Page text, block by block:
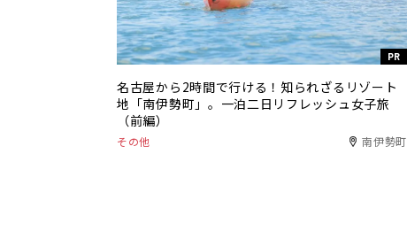
PR
名古屋から2時間で行ける！知られざるリゾート
地「南伊勢町」。一泊二日リフレッシュ女子旅
（前編）
その他 南伊勢町